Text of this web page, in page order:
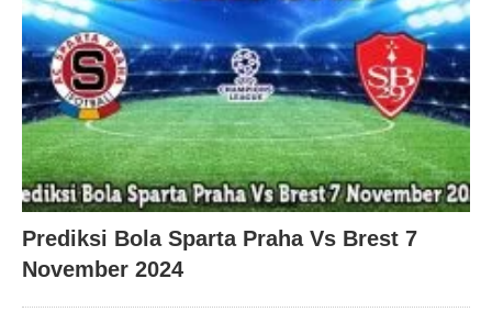
Prediksi Bola Sparta Praha Vs Brest 7
November 2024